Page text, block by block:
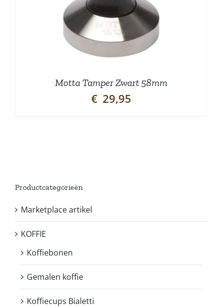
Motta Tamper Zwart 58mm
€ 29,95
Productcategorieën
Marketplace artikel
KOFFIE
Koffiebonen
Gemalen koffie
Koffiecups Bialetti